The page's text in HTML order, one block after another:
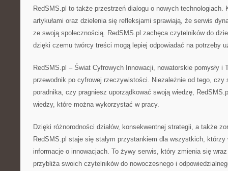
RedSMS.pl to także przestrzeń dialogu o nowych technologiach.
artykułami oraz dzielenia się refleksjami sprawiają, że serwis
ze swoją społecznością. RedSMS.pl zachęca czytelników do
dzięki czemu twórcy treści mogą lepiej odpowiadać na potrzeby
RedSMS.pl – Świat Cyfrowych Innowacji, nowatorskie pomysły i
przewodnik po cyfrowej rzeczywistości. Niezależnie od tego, czy
poradnika, czy pragniesz uporządkować swoją wiedzę,
wiedzy, które można wykorzystać w pracy.
Dzięki różnorodności działów, konsekwentnej strategii, a także
RedSMS.pl staje się stałym przystankiem dla wszystkich, którzy
informacje o innowacjach. To żywy serwis, który zmienia się
przybliża swoich czytelników do nowoczesnego i